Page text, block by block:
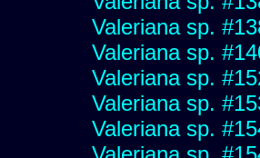
Valeriana sp.
Valeriana sp.
Valeriana sp.
Valeriana sp.
Valeriana sp.